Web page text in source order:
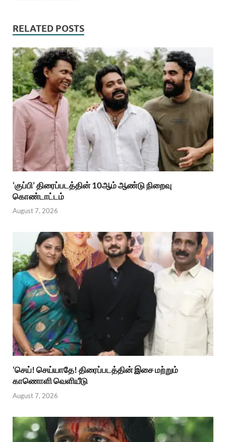
RELATED POSTS
‘குப்பி’ திரைப்படத்தின் 10ஆம் ஆண்டு நிறைவு
கொண்டாட்டம்
August 7, 2026
‘செய்! செய்யாதே! திரைப்படத்தின் இசை மற்றும்
காணொளி வெளியீடு
August 7, 2026